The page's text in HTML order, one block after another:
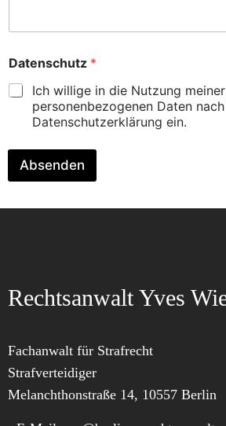
Datenschutz *
Ich willige in die Nutzung meiner
personenbezogenen Daten
Datenschutzerklärung ein.
Absenden
Rechtsanwalt Yves
Fachanwalt für Strafrecht
Strafverteidiger
Melanchthonstraße 14, 10557 Berlin